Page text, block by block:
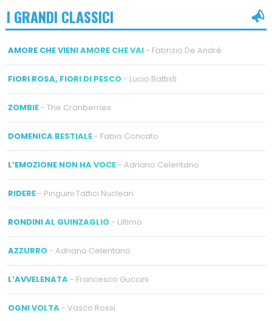
I GRANDI CLASSICI
AMORE CHE VIENI AMORE CHE VAI- Fabrizio De André
FIORI ROSA, FIORI DI PESCO- Lucio Battisti
ZOMBIE- The Cranberries
DOMENICA BESTIALE- Fabio Concato
L’EMOZIONE NON HA VOCE- Adriano Celentano
RIDERE- Pinguini Tattici Nucleari
RONDINI AL GUINZAGLIO- Ultimo
AZZURRO- Adriano Celentano
L’AVVELENATA- Francesco Guccini
OGNI VOLTA- Vasco Rossi